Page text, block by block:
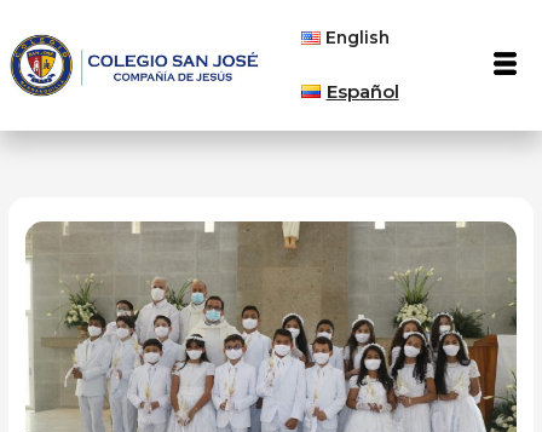
contenido
English
Español